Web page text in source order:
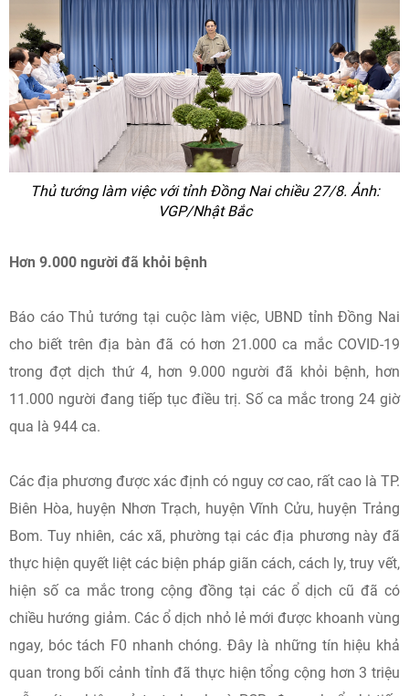
Thủ tướng làm việc với tỉnh Đồng Nai chiều 27/8. Ảnh:
VGP/Nhật Bắc
Hơn 9.000 người đã khỏi bệnh
Báo cáo Thủ tướng tại cuộc làm việc, UBND tỉnh Đồng Nai
cho biết trên địa bàn đã có hơn 21.000 ca mắc COVID-19
trong đợt dịch thứ 4, hơn 9.000 người đã khỏi bệnh, hơn
11.000 người đang tiếp tục điều trị. Số ca mắc trong 24 giờ
qua là 944 ca.
Các địa phương được xác định có nguy cơ cao, rất cao là TP.
Biên Hòa, huyện Nhơn Trạch, huyện Vĩnh Cửu, huyện Trảng
Bom. Tuy nhiên, các xã, phường tại các địa phương này đã
thực hiện quyết liệt các biện pháp giãn cách, cách ly, truy vết,
hiện số ca mắc trong cộng đồng tại các ổ dịch cũ đã có
chiều hướng giảm. Các ổ dịch nhỏ lẻ mới được khoanh vùng
ngay, bóc tách F0 nhanh chóng. Đây là những tín hiệu khả
quan trong bối cảnh tỉnh đã thực hiện tổng cộng hơn 3 triệu